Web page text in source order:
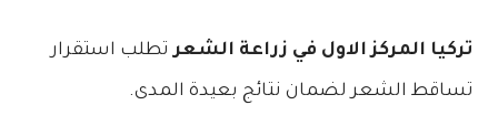
تركيا المركز الاول في زراعة الشعرتطلب استقرار
تساقط الشعر لضمان نتائج بعيدة المدى.